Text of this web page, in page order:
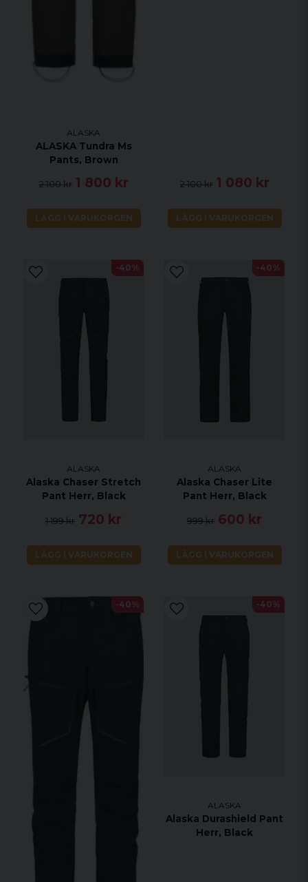
ALASKA
ALASKA Tundra Ms
Pants, Brown
2 100 kr 1 800 kr
LÄGG I VARUKORGEN
2 100 kr 1 080 kr
LÄGG I VARUKORGEN
ALASKA
Alaska Chaser Stretch
Pant Herr, Black
1 199 kr 720 kr
LÄGG I VARUKORGEN
-40%
ALASKA
Alaska Chaser Lite
Pant Herr, Black
999 kr 600 kr
LÄGG I VARUKORGEN
-40%
-40%
ALASKA
Alaska Durashield Pant
Herr, Black
-40%